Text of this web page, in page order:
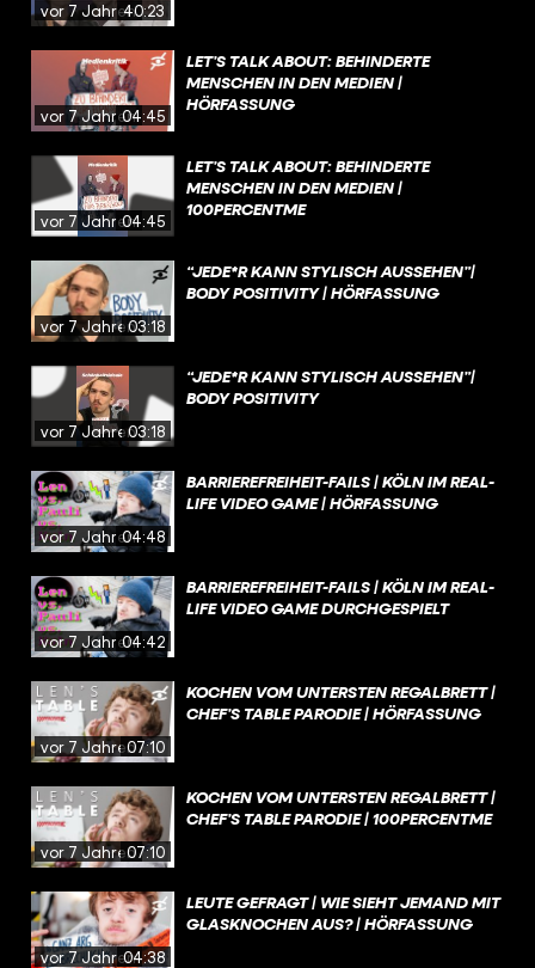
vor 7 Jahren40:23
vor 7 Jahren04:45
LET’S TALK ABOUT: BEHINDERTE
MENSCHEN IN DEN MEDIEN |
HÖRFASSUNG
vor 7 Jahren04:45
LET’S TALK ABOUT: BEHINDERTE
MENSCHEN IN DEN MEDIEN |
100PERCENTME
vor 7 Jahren03:18
“JEDE*R KANN STYLISCH AUSSEHEN”|
BODY POSITIVITY | HÖRFASSUNG
vor 7 Jahren03:18
“JEDE*R KANN STYLISCH AUSSEHEN”|
BODY POSITIVITY
vor 7 Jahren04:48
BARRIEREFREIHEIT-FAILS | KÖLN IM REAL-
LIFE VIDEO GAME | HÖRFASSUNG
vor 7 Jahren04:42
BARRIEREFREIHEIT-FAILS | KÖLN IM REAL-
LIFE VIDEO GAME DURCHGESPIELT
vor 7 Jahren07:10
KOCHEN VOM UNTERSTEN REGALBRETT |
CHEF’S TABLE PARODIE | HÖRFASSUNG
vor 7 Jahren07:10
KOCHEN VOM UNTERSTEN REGALBRETT |
CHEF’S TABLE PARODIE | 100PERCENTME
vor 7 Jahren04:38
LEUTE GEFRAGT | WIE SIEHT JEMAND MIT
GLASKNOCHEN AUS? | HÖRFASSUNG